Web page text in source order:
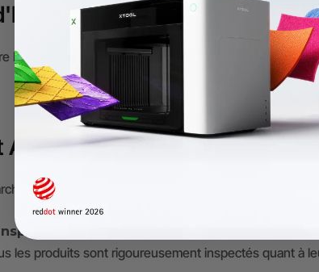
Politique d'Expédition pour plus de détails.
Acceptation
il incombe au client d'inspecter
:
les produits sont rigoureusement inspectés quant à